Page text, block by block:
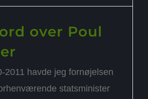
over Poul
2011 havde jeg fornøjelsen
statsminister